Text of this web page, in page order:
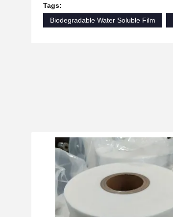
Tags:
Biodegradable Water Soluble Film